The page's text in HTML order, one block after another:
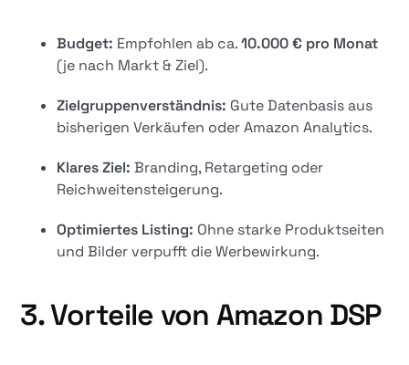
Budget: Empfohlen ab ca.10.000 € pro Monat
(je nach Markt & Ziel).
Zielgruppenverständnis: Gute Datenbasis aus
bisherigen Verkäufen oder Amazon Analytics.
Klares Ziel: Branding, Retargeting oder
Reichweitensteigerung.
Optimiertes Listing: Ohne starke Produktseiten
und Bilder verpufft die Werbewirkung.
3. Vorteile von Amazon DSP